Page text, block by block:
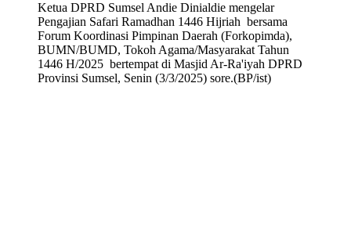
Ketua DPRD Sumsel Andie Dinialdie mengelar
Pengajian Safari Ramadhan 1446 Hijriah bersama
Forum Koordinasi Pimpinan Daerah (Forkopimda),
BUMN/BUMD, Tokoh Agama/Masyarakat Tahun
1446 H/2025 bertempat di Masjid Ar-Ra'iyah DPRD
Provinsi Sumsel, Senin (3/3/2025) sore.(BP/ist)